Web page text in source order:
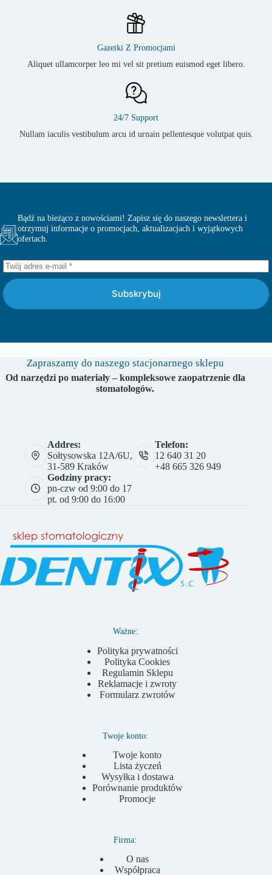
Gazetki Z Promocjami
Aliquet ullamcorper leo mi vel sit pretium euismod eget libero.
24/7 Support
Nullam iaculis vestibulum arcu id urnain pellentesque volutpat quis.
Bądź na bieżąco z nowościami! Zapisz się do naszego newslettera i
otrzymuj informacje o promocjach, aktualizacjach i wyjątkowych
ofertach.
Subskrybuj
Zapraszamy do naszego stacjonarnego sklepu
Od narzędzi po materiały – kompleksowe zaopatrzenie dla
stomatologów.
Addres:
Sołtysowska 12A/6U,
31-589 Kraków
Telefon:
12 640 31 20
+48 665 326 949
Godziny pracy:
pn-czw od 9:00 do 17
pt. od 9:00 do 16:00
Ważne:
Polityka prywatności
Polityka Cookies
Regulamin Sklepu
Reklamacje i zwroty
Formularz zwrotów
Twoje konto:
Twoje konto
Lista życzeń
Wysyłka i dostawa
Porównanie produktów
Promocje
Firma:
O nas
Współpraca